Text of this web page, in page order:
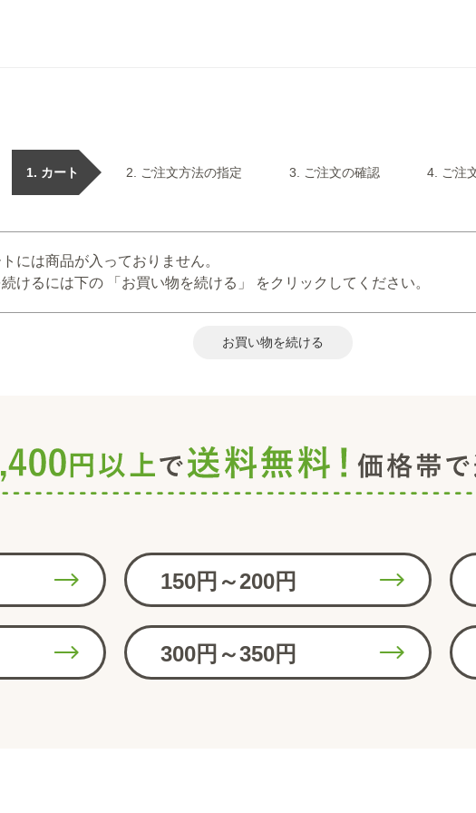
カート ご注文方法の指定 ご注文の確認 ご注
には商品が入っておりません。
けるには下の 「お買い物を続ける」 をクリックしてください。
150円～200円
300円～350円